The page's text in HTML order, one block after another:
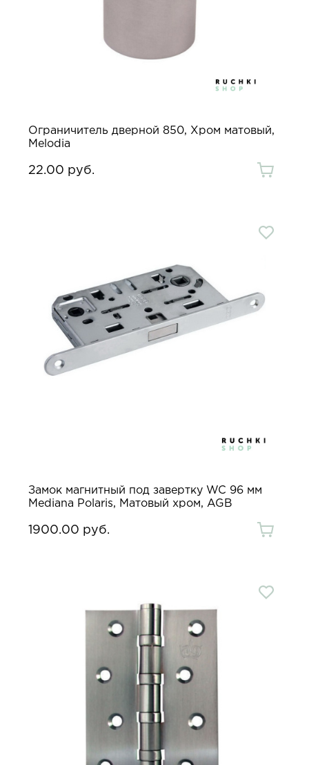
Ограничитель дверной 850, Хром матовый,
Melodia
22.00 руб.
Замок магнитный под завертку WC 96 мм
Mediana Polaris, Матовый хром, AGB
1900.00 руб.